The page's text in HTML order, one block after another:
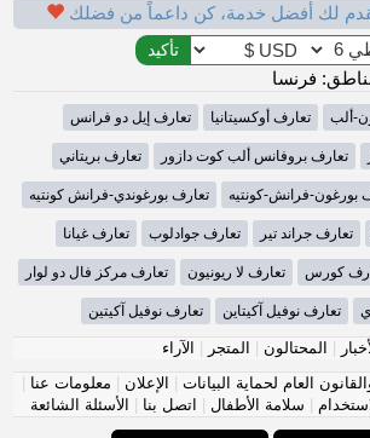
لك أفضل خدمة، كن داعماً من فضلك
فرنسا
ألب تعارف أوكسيتانيا تعارف إيل دو فرانس
تعارف بروفانس ألب كوت دازور تعارف بريتاني
بورغون-فرانش-كونتيه تعارف بورغوندي-فرانش كونتيه
تعارف جراند تير تعارف جوادلوب تعارف غيانا
كورس تعارف لا ريونيون تعارف مركز فال دو لوار
تعارف نوفيل آكيتاين تعارف نوفيل آكيتين
| المحتالون | المتجر | الآراء
العام لحماية البيانات | الإعلان | معلومات عنا |
| سلامة الأطفال | اتصل بنا | الأسئلة الشائعة